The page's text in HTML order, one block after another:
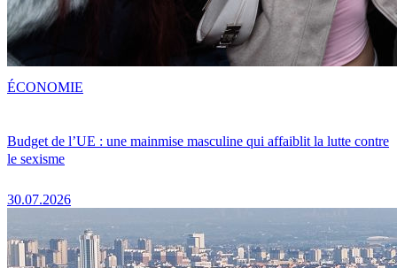
Budget de l’UE : une mainmise masculine qui affaiblit la lutte contre
le sexisme
30.07.2026
ÉCONOMIE